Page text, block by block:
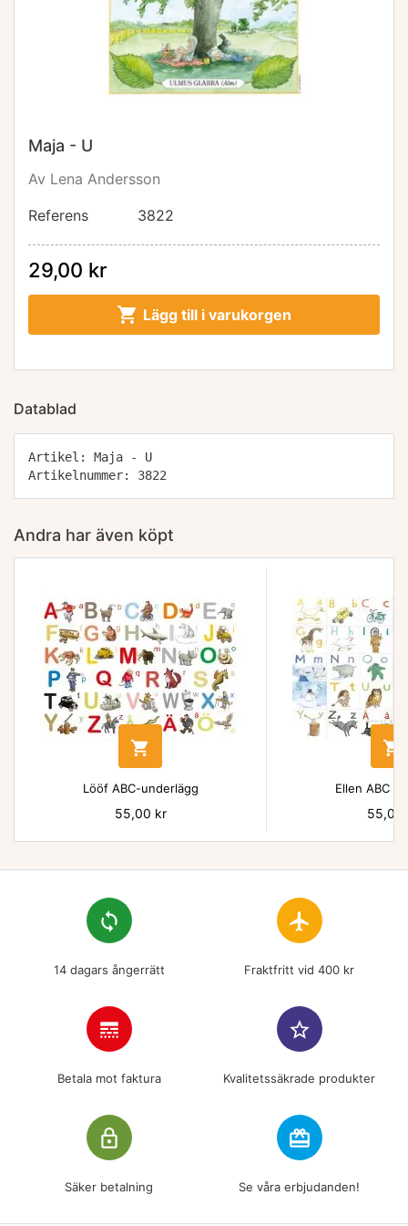
Maja - U
Av Lena Andersson
Referens
3822
29,00 kr
 Lägg till i varukorgen
Datablad
Artikel: Maja - U
Artikelnummer: 3822
Andra har även köpt

Lööf ABC-underlägg
Pris
55,00 kr

Ellen ABC
Pris
55,00
loop
14 dagars ångerrätt
flight
Fraktfritt vid 400 kr
line_style
Betala mot faktura
star_border
Kvalitetssäkrade produkter
lock_outline
Säker betalning
redeem
Se våra erbjudanden!